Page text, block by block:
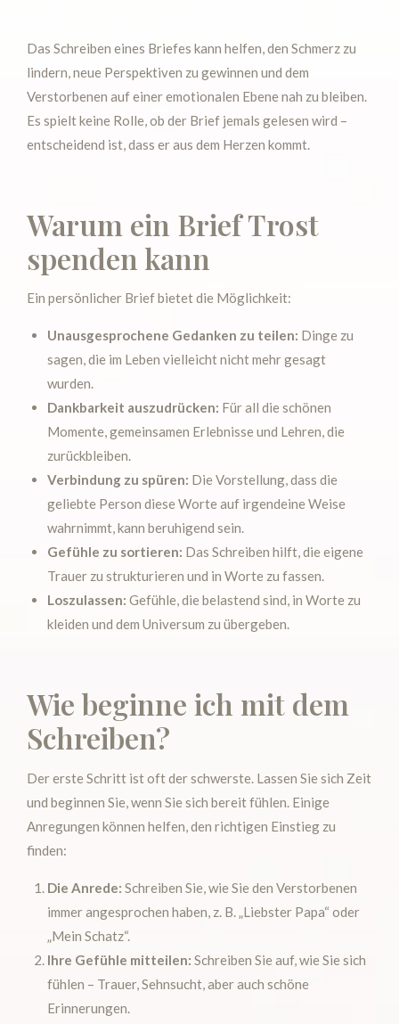
Das Schreiben eines Briefes kann helfen, den Schmerz zu
lindern, neue Perspektiven zu gewinnen und dem
Verstorbenen auf einer emotionalen Ebene nah zu bleiben.
Es spielt keine Rolle, ob der Brief jemals gelesen wird –
entscheidend ist, dass er aus dem Herzen kommt.
Warum ein Brief Trost
spenden kann
Ein persönlicher Brief bietet die Möglichkeit:
Unausgesprochene Gedanken zu teilen: Dinge zu
sagen, die im Leben vielleicht nicht mehr gesagt
wurden.
Dankbarkeit auszudrücken: Für all die schönen
Momente, gemeinsamen Erlebnisse und Lehren, die
zurückbleiben.
Verbindung zu spüren: Die Vorstellung, dass die
geliebte Person diese Worte auf irgendeine Weise
wahrnimmt, kann beruhigend sein.
Gefühle zu sortieren: Das Schreiben hilft, die eigene
Trauer zu strukturieren und in Worte zu fassen.
Loszulassen: Gefühle, die belastend sind, in Worte zu
kleiden und dem Universum zu übergeben.
Wie beginne ich mit dem
Schreiben?
Der erste Schritt ist oft der schwerste. Lassen Sie sich Zeit
und beginnen Sie, wenn Sie sich bereit fühlen. Einige
Anregungen können helfen, den richtigen Einstieg zu
finden:
Die Anrede: Schreiben Sie, wie Sie den Verstorbenen
immer angesprochen haben, z. B. „Liebster Papa“ oder
„Mein Schatz“.
Ihre Gefühle mitteilen: Schreiben Sie auf, wie Sie sich
fühlen – Trauer, Sehnsucht, aber auch schöne
Erinnerungen.